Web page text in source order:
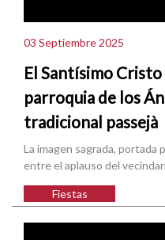
03 Septiembre 2025
El Santísimo Cristo
parroquia de los
tradicional passejà
La imagen sagrada, portada
entre el aplauso del
Fiestas